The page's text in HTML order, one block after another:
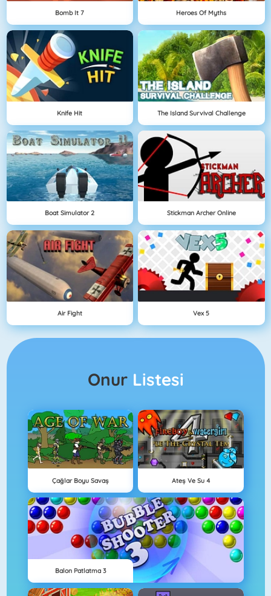
Bomb It 7 Heroes Of Myths
Knife Hit The Island Survival Challenge
Boat Simulator 2 Stickman Archer Online
Air Fight Vex 5
Onur Listesi
Çağlar Boyu Savaş Ateş Ve Su 4
Balon Patlatma 3